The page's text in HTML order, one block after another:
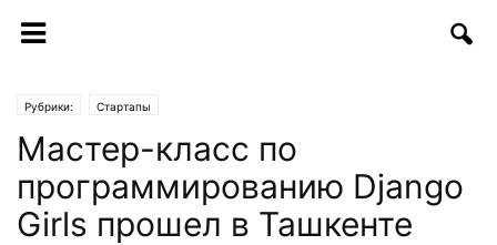
Рубрики: Стартапы
Мастер-класс по
программированию Django
Girls прошел в Ташкенте